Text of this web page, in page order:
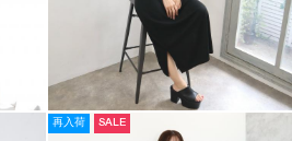
再入荷 SALE